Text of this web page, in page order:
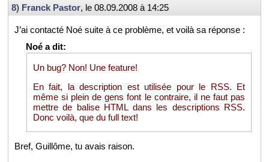
8) Franck Pas­tor, le 08.09.2008 à 14:25
J’ai contacté Noé suite à ce pro­blème, et voilà sa ré­ponse :
Un bug? Non! Une fea­ture!
En fait, la des­crip­tion est uti­li­sée pour le RSS. Et
même si plein de gens font le contraire, il ne faut pas
mettre de ba­lise HTML dans les des­crip­tions RSS.
Donc voilà, que du full text!
Bref, Guillôme, tu avais rai­son.